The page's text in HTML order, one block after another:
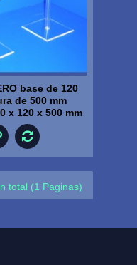
base de 120
de 500 mm
x 120 x 500 mm
total (1 Paginas)